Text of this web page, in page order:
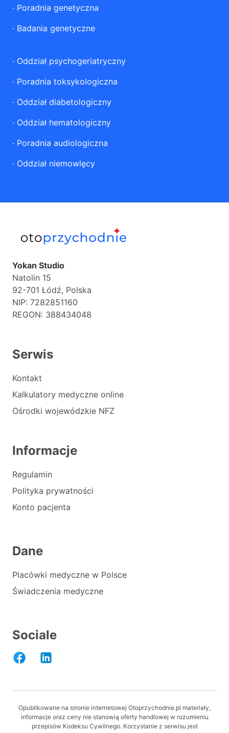
· Poradnia genetyczna
· Badania genetyczne
· Oddział psychogeriatryczny
· Poradnia toksykologiczna
· Oddział diabetologiczny
· Oddział hematologiczny
· Poradnia audiologiczna
· Oddział niemowlęcy
Yokan Studio
Natolin 15
92-701 Łódź, Polska
NIP: 7282851160
REGON: 388434048
Serwis
Kontakt
Kalkulatory medyczne online
Ośrodki wojewódzkie NFZ
Informacje
Regulamin
Polityka prywatności
Konto pacjenta
Dane
Placówki medyczne w Polsce
Świadczenia medyczne
Sociale
Opublikowane na stronie internetowej Otoprzychodnie.pl materiały,
informacje oraz ceny nie stanowią oferty handlowej w rozumieniu
przepisów Kodeksu Cywilnego. Korzystanie z serwisu jest